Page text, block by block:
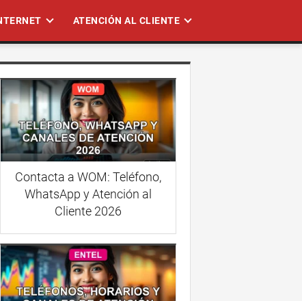
ATENCIÓN AL CLIENTE
Contacta a WOM: Teléfono,
WhatsApp y Atención al
Cliente 2026